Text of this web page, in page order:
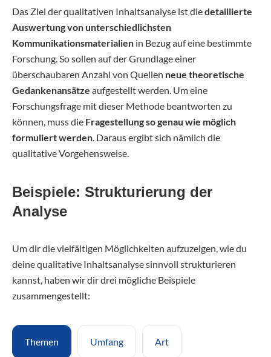
Das Ziel der qualitativen Inhaltsanalyse ist diedetaillierte
Auswertung von unterschiedlichsten
Kommunikationsmaterialien in Bezug auf eine bestimmte
Forschung. So sollen auf der Grundlage einer
überschaubaren Anzahl von Quellen neue theoretische
Gedankenansätze aufgestellt werden. Um eine
Forschungsfrage mit dieser Methode beantworten zu
können, muss die Fragestellung so genau wie möglich
formuliert werden. Daraus ergibt sich nämlich die
qualitative Vorgehensweise.
Beispiele: Strukturierung der
Analyse
Um dir die vielfältigen Möglichkeiten aufzuzeigen, wie du
deine qualitative Inhaltsanalyse sinnvoll strukturieren
kannst, haben wir dir drei mögliche Beispiele
zusammengestellt:
Themen Umfang Art